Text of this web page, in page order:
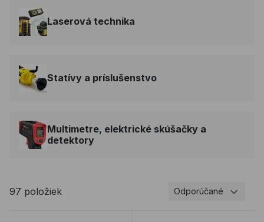
Laserová technika
Statívy a príslušenstvo
Multimetre, elektrické skúšačky a
detektory
97 položiek Odporúčané